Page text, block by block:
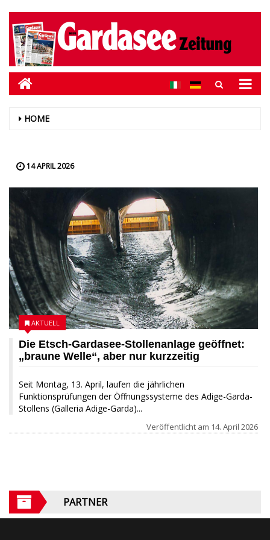
HOME
14 APRIL 2026
Die Etsch-Gardasee-Stollenanlage geöffnet:
„braune Welle“, aber nur kurzzeitig
Seit Montag, 13. April, laufen die jährlichen
Funktionsprüfungen der Öffnungssysteme des Adige-Garda-
Stollens (Galleria Adige-Garda)...
AKTUELL
Veröffentlicht am 14. April 2026
PARTNER